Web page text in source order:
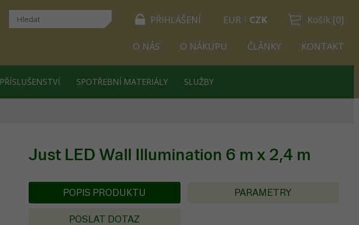
PŘIHLÁŠENÍ Košík [0]
EUR CZK
O NÁS O NÁKUPU ČLÁNKY KONTAKT
PŘÍSLUŠENSTVÍ SPOTŘEBNÍ MATERIÁLY SLUŽBY
Just LED Wall Illumination 6 m x 2,4 m
POPIS PRODUKTU PARAMETRY
POSLAT DOTAZ